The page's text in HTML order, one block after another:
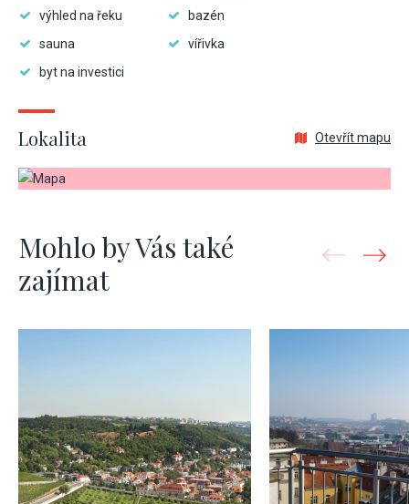
výhled na řeku
bazén
sauna
vířivka
byt na investici
Lokalita Otevřít mapu
Mohlo by Vás také
zajímat